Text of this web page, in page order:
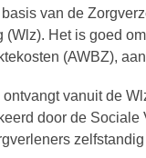
van de
(Wlz). Het is goed
(AWBZ),
vanuit de
door de